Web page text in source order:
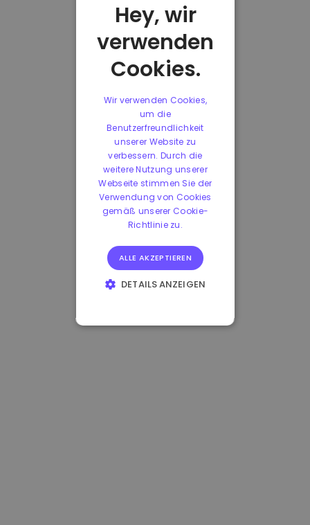
Hey, wir
verwenden
Cookies.
Wir verwenden Cookies,
um die
Benutzerfreundlichkeit
unserer Website zu
verbessern. Durch die
weitere Nutzung unserer
Webseite stimmen Sie der
Verwendung von Cookies
gemäß unserer Cookie-
Richtlinie zu.
ALLE AKZEPTIEREN
DETAILS ANZEIGEN